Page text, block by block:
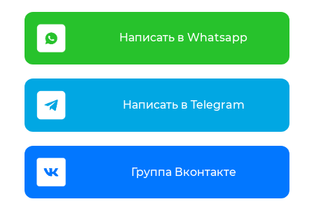
Написать в Whatsapp
Написать в Telegram
Группа Вконтакте